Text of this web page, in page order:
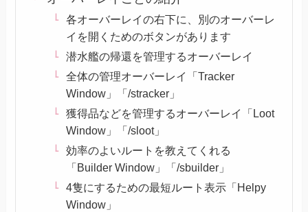
各オーバーレイの右下に、別のオーバーレ
イを開くためのボタンがあります
潜水艦の帰還を管理するオーバーレイ
全体の管理オーバーレイ「Tracker
Window」「/stracker」
獲得品などを管理するオーバーレイ「Loot
Window」「/sloot」
効率のよいルートを教えてくれる
「Builder Window」「/sbuilder」
4隻にするための最短ルート表示「Helpy
Window」